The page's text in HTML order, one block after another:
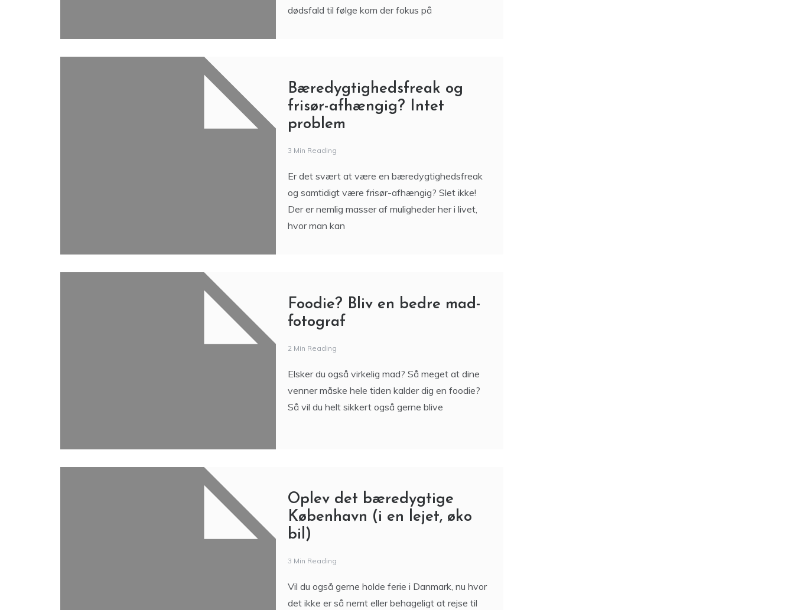
dødsfald til følge kom der fokus på
Bæredygtighedsfreak og
frisør-afhængig? Intet
problem
3 Min Reading
Er det svært at være en bæredygtighedsfreak
og samtidigt være frisør-afhængig? Slet ikke!
Der er nemlig masser af muligheder her i livet,
hvor man kan
Foodie? Bliv en bedre mad-
fotograf
2 Min Reading
Elsker du også virkelig mad? Så meget at dine
venner måske hele tiden kalder dig en foodie?
Så vil du helt sikkert også gerne blive
Oplev det bæredygtige
København (i en lejet, øko
bil)
3 Min Reading
Vil du også gerne holde ferie i Danmark, nu hvor
det ikke er så nemt eller behageligt at rejse til